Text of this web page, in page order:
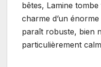
bêtes, Lamine
charme d’un
paraît robuste, bien
particulièrement